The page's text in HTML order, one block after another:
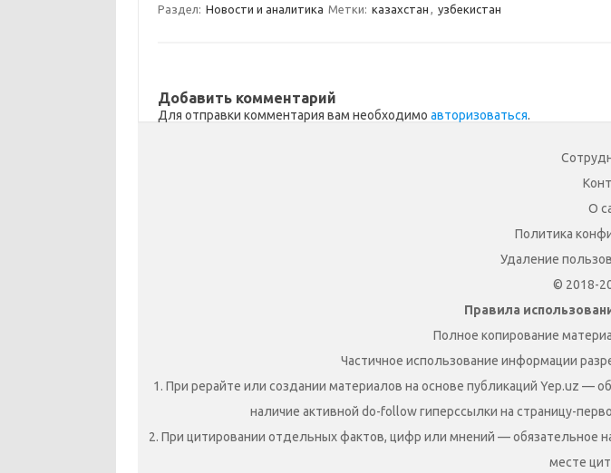
a
kl
ik
o а
т
Раздел: Новости и аналитика Метки: казахстан , узбекистан
Добавить комментарий
Для отправки комментария вам необходимо авторизоваться.
О
Политика
Удаление
© 2018-
Правила
Полное копирование
Частичное использование информации
1. При рерайте или создании материалов на основе публикаций Yep.uz —
наличие активной do-follow гиперссылки на страницу-
2. При цитировании отдельных фактов, цифр или мнений — обязательное
месте